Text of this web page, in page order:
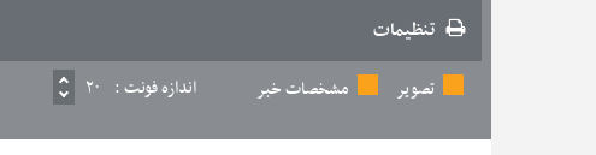
تنظیمات
تصویر
مشخصات خبر اندازه فونت : ۲۰